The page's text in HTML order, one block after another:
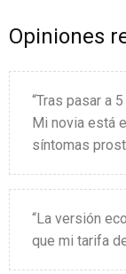
Opiniones
“Tras pasar a
Mi novia está
síntomas
“La versión
que mi tarifa